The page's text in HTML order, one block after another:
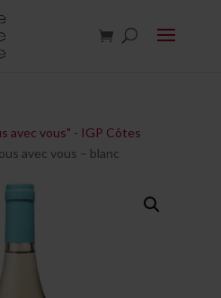
avec vous" - IGP Côtes
avec vous – blanc